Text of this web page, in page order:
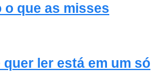
que as misses
ler está em um só